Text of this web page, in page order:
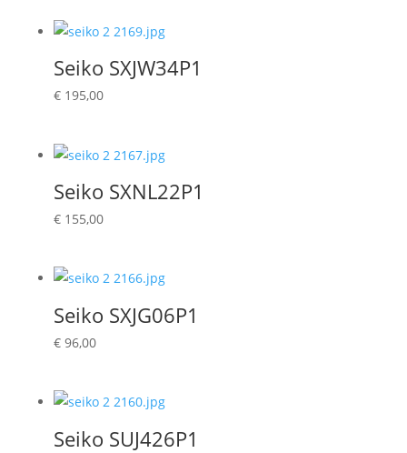
Seiko SXJW34P1
€195,00
Seiko SXNL22P1
€155,00
Seiko SXJG06P1
€96,00
Seiko SUJ426P1